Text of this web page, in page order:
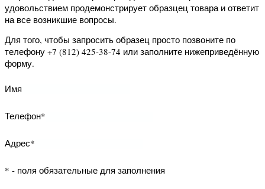
* - поля обязательные для заполнения
Компания “Скилл” предоставляет Вам
звонок. Наш специалист свяжется с
Для того, чтобы заказать обратный
форму.